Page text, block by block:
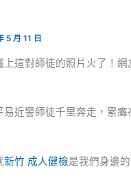
5 月 11 日
上這對師徒的照片火了！網
易近警師徒千里奔走，累癱
新竹 成人健檢是我們身邊的